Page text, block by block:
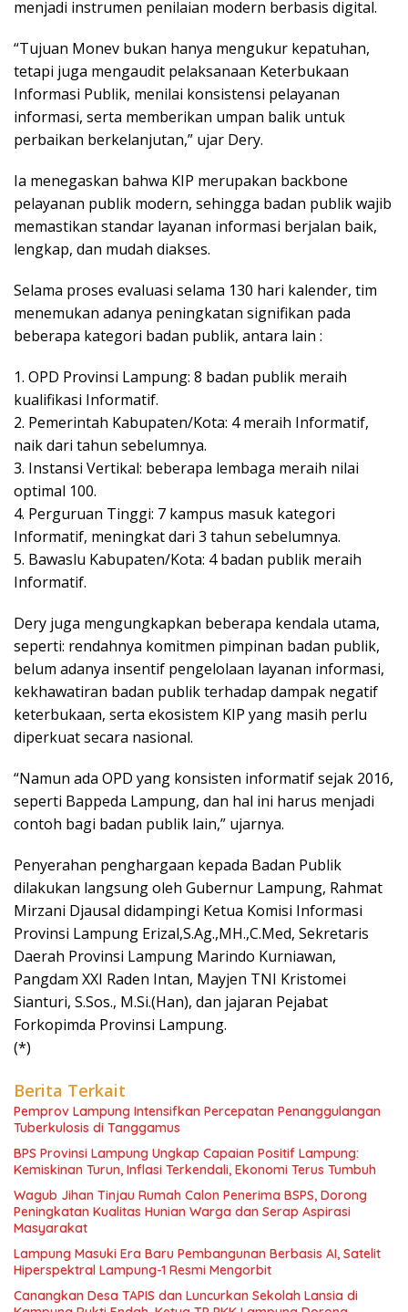
menjadi instrumen penilaian modern berbasis digital.
“Tujuan Monev bukan hanya mengukur kepatuhan,
tetapi juga mengaudit pelaksanaan Keterbukaan
Informasi Publik, menilai konsistensi pelayanan
informasi, serta memberikan umpan balik untuk
perbaikan berkelanjutan,” ujar Dery.
Ia menegaskan bahwa KIP merupakan backbone
pelayanan publik modern, sehingga badan publik wajib
memastikan standar layanan informasi berjalan baik,
lengkap, dan mudah diakses.
Selama proses evaluasi selama 130 hari kalender, tim
menemukan adanya peningkatan signifikan pada
beberapa kategori badan publik, antara lain :
1. OPD Provinsi Lampung: 8 badan publik meraih
kualifikasi Informatif.
2. Pemerintah Kabupaten/Kota: 4 meraih Informatif,
naik dari tahun sebelumnya.
3. Instansi Vertikal: beberapa lembaga meraih nilai
optimal 100.
4. Perguruan Tinggi: 7 kampus masuk kategori
Informatif, meningkat dari 3 tahun sebelumnya.
5. Bawaslu Kabupaten/Kota: 4 badan publik meraih
Informatif.
Dery juga mengungkapkan beberapa kendala utama,
seperti: rendahnya komitmen pimpinan badan publik,
belum adanya insentif pengelolaan layanan informasi,
kekhawatiran badan publik terhadap dampak negatif
keterbukaan, serta ekosistem KIP yang masih perlu
diperkuat secara nasional.
“Namun ada OPD yang konsisten informatif sejak 2016,
seperti Bappeda Lampung, dan hal ini harus menjadi
contoh bagi badan publik lain,” ujarnya.
Penyerahan penghargaan kepada Badan Publik
dilakukan langsung oleh Gubernur Lampung, Rahmat
Mirzani Djausal didampingi Ketua Komisi Informasi
Provinsi Lampung Erizal,S.Ag.,MH.,C.Med, Sekretaris
Daerah Provinsi Lampung Marindo Kurniawan,
Pangdam XXI Raden Intan, Mayjen TNI Kristomei
Sianturi, S.Sos., M.Si.(Han), dan jajaran Pejabat
Forkopimda Provinsi Lampung.
(*)
Berita Terkait
Pemprov Lampung Intensifkan Percepatan Penanggulangan
Tuberkulosis di Tanggamus
BPS Provinsi Lampung Ungkap Capaian Positif Lampung:
Kemiskinan Turun, Inflasi Terkendali, Ekonomi Terus Tumbuh
Wagub Jihan Tinjau Rumah Calon Penerima BSPS, Dorong
Peningkatan Kualitas Hunian Warga dan Serap Aspirasi
Masyarakat
Lampung Masuki Era Baru Pembangunan Berbasis AI, Satelit
Hiperspektral Lampung-1 Resmi Mengorbit
Canangkan Desa TAPIS dan Luncurkan Sekolah Lansia di